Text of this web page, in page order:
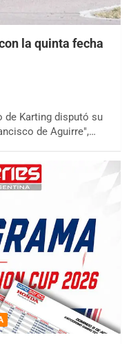
la quinta fecha
de Karting disputó su
de Aguirre",…